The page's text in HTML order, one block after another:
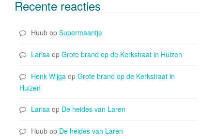
Recente reacties
Huub op Supermaantje
Larisa op Grote brand op de Kerkstraat in Huizen
Henk Wijga op Grote brand op de Kerkstraat in
Huizen
Larisa op De heides van Laren
Huub op De heides van Laren